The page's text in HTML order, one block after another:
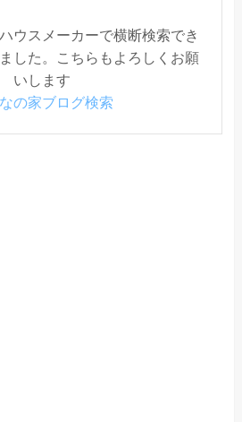
ウスメーカーで横断検索でき
した。こちらもよろしくお願
いします
の家ブログ検索